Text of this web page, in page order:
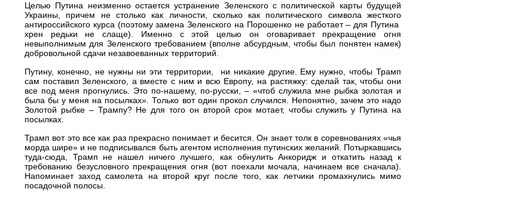
Целью Путина неизменно остается устранение Зеленского с политической карты будущей
Украины, причем не столько как личности, сколько как политического символа жесткого
антироссийского курса (поэтому замена Зеленского на Порошенко не работает – для Путина
хрен редьки не слаще). Именно с этой целью он оговаривает прекращение огня
невыполнимым для Зеленского требованием (вполне абсурдным, чтобы был понятен намек)
добровольной сдачи незавоеванных территорий.
Путину, конечно, не нужны ни эти территории, ни никакие другие. Ему нужно, чтобы Трамп
сам поставил Зеленского, а вместе с ним и всю Европу, на растяжку: сделай так, чтобы они
все под меня прогнулись. Это по-нашему, по-русски, – «чтоб служила мне рыбка золотая и
была бы у меня на посылках». Только вот один прокол случился. Непонятно, зачем это надо
Золотой рыбке – Трампу? Не для того он второй срок мотает, чтобы служить у Путина на
посылках.
Трамп вот это все как раз прекрасно понимает и бесится. Он знает толк в соревнованиях «чья
морда шире» и не подписывался быть агентом исполнения путинских желаний. Потыркавшись
туда-сюда, Трамп не нашел ничего лучшего, как обнулить Анкоридж и откатить назад к
требованию безусловного прекращения огня (вот поехали мочала, начинаем все сначала).
Напоминает заход самолета на второй круг после того, как летчики промахнулись мимо
посадочной полосы.